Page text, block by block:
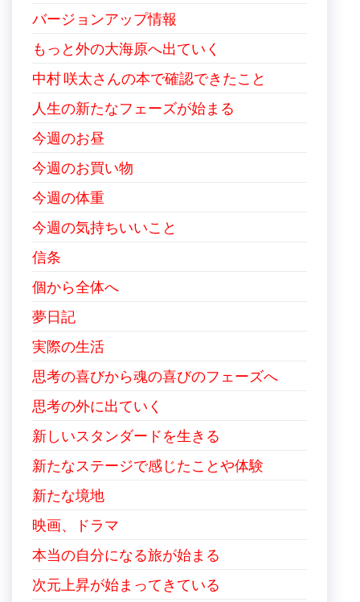
バージョンアップ情報
もっと外の大海原へ出ていく
中村 咲太さんの本で確認できたこと
人生の新たなフェーズが始まる
今週のお昼
今週のお買い物
今週の体重
今週の気持ちいいこと
信条
個から全体へ
夢日記
実際の生活
思考の喜びから魂の喜びのフェーズへ
思考の外に出ていく
新しいスタンダードを生きる
新たなステージで感じたことや体験
新たな境地
映画、ドラマ
本当の自分になる旅が始まる
次元上昇が始まってきている